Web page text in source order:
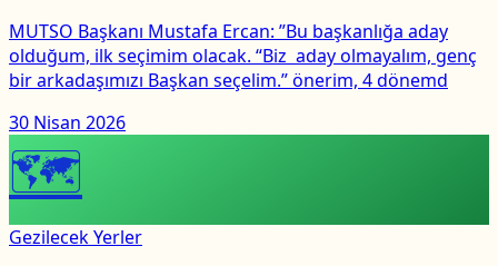
MUTSO Başkanı Mustafa Ercan: ”Bu başkanlığa aday
olduğum, ilk seçimim olacak. “Biz aday olmayalım, genç
bir arkadaşımızı Başkan seçelim.” önerim, 4 dönemd
30 Nisan 2026
🗺
Gezilecek Yerler